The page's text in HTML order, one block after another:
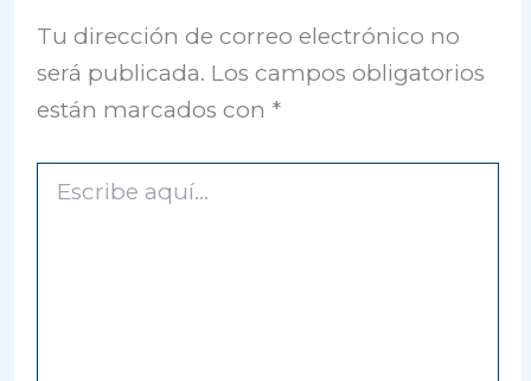
Tu dirección de correo electrónico no
será publicada. Los campos obligatorios
están marcados con *
aquí...